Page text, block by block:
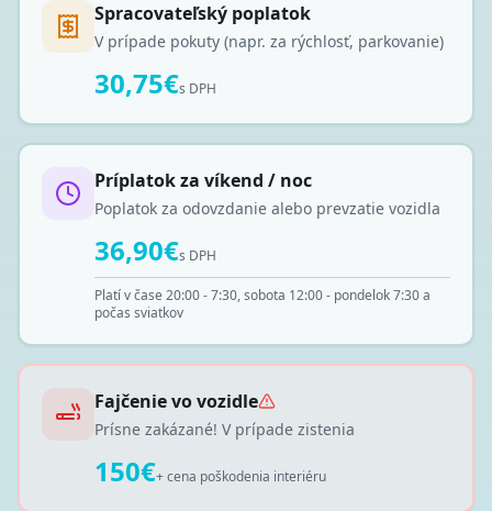
Spracovateľský poplatok
V prípade pokuty (napr. za rýchlosť, parkovanie)
30,75€s DPH
Príplatok za víkend / noc
Poplatok za odovzdanie alebo prevzatie vozidla
36,90€s DPH
Platí v čase 20:00 - 7:30, sobota 12:00 - pondelok 7:30 a
počas sviatkov
Fajčenie vo vozidle
Prísne zakázané! V prípade zistenia
150€+ cena poškodenia interiéru